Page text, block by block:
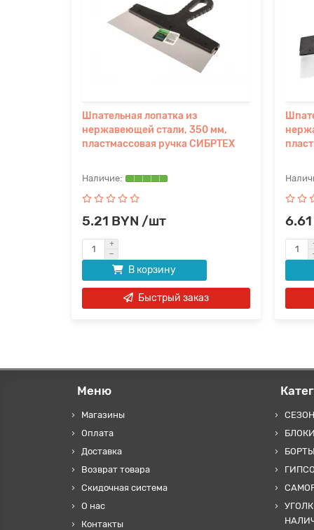
Шпательная лопатка из
нержавеющей стали, 350 мм,
пластмассовая ручка СИБРТЕХ
5.21 BYN /шт
В корзину
Быстрый заказ
Меню
Магазины
Оплата
Доставка
Возврат товара
Скидочная система
О нас
Контакты